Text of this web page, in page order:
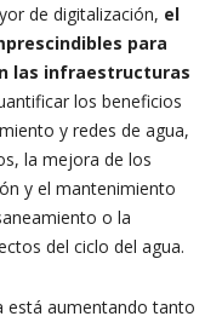
de digitalización, el
para
las infraestructuras
los beneficios
y redes de agua,
la mejora de los
y el mantenimiento
o la
del ciclo del agua.
está aumentando tanto